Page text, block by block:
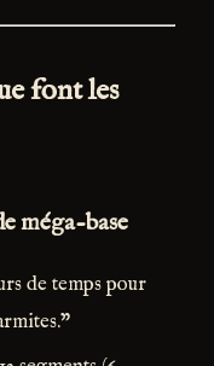
font les
méga-base
de temps pour